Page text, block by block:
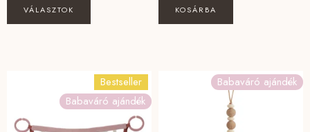
VÁLASZTOK KOSÁRBA
Bestseller
Babaváró ajándék
Babaváró ajándék